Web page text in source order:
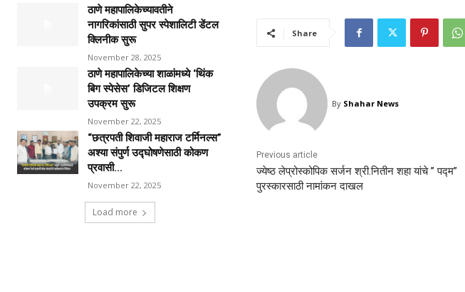
ठाणे महापालिकेच्यावतीने
नागरिकांसाठी सुपर स्पेशालिटी डेंटल
क्लिनीक सुरू
November 28, 2025
ठाणे महापालिकेच्या शाळांमध्ये ‘थिंक
बिग स्पेसेस’ डिजिटल शिक्षण
उपक्रम सुरू
November 22, 2025
“छत्रपती शिवाजी महाराज टर्मिनल्स”
अश्या संपुर्ण उद्घोषणेसाठी कोकण
प्रवासी...
November 22, 2025
Load more
Share
By Shahar News
Previous article
ज्येष्ठ लेप्रोस्कोपिक सर्जन श्री.नितीन शहा यांचे ” पद्म”
पुरस्कारसाठी नामांकन दाखल